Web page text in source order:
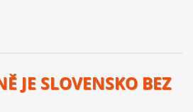
JE SLOVENSKO BEZ